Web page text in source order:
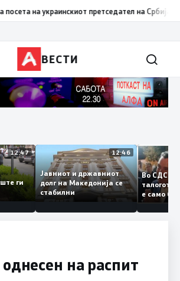
на украинскиот претседател на Србија:
ВЕСТИ
12:47
уште ги
12:46
Јавниот и државниот
долг на Македонија се
стабилни
Во
е само
Заев
на распит